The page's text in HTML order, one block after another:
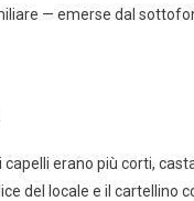
— emerse dal
erano più corti,
del locale e il cartellino